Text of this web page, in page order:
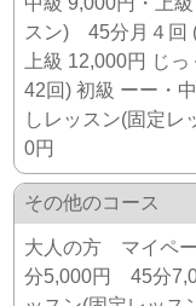
スン) 45分月４回 (
上級 12,000円 じ
42回) 初級 ーー・
しレッスン(固定
0円
その他のコース
大人の方 マイペ
分5,000円 45分